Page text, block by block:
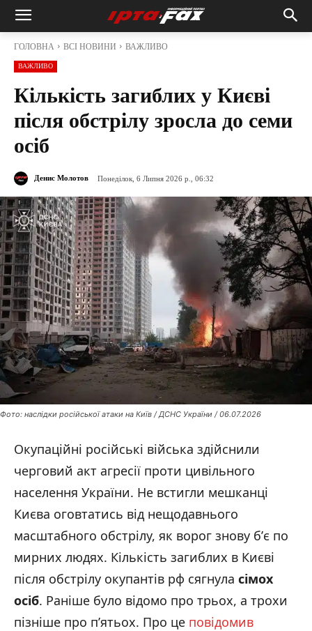
ГОЛОВНА ВСІ НОВИНИ ВАЖЛИВО
ВАЖЛИВО
Кількість загиблих у Києві
після обстрілу зросла до семи
осіб
Денис Молотов Понеділок, 6 Липня 2026 р., 06:32
Фото: наслідки російської атаки на Київ / ДСНС України / 06.07.2026
Окупаційні російські війська здійснили
черговий акт агресії проти цивільного
населення України. Не встигли мешканці
Києва оговтатись від нещодавнього
масштабного обстрілу, як ворог знову бʼє по
мирних людях. Кількість загиблих в Києві
після обстрілу окупантів рф сягнула сімох
осіб. Раніше було відомо про трьох, а трохи
пізніше про п’ятьох. Про це повідомив